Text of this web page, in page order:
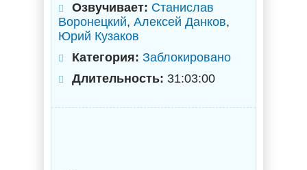
Озвучивает: Станислав
Воронецкий, Алексей Данков,
Юрий Кузаков
Категория: Заблокировано
Длительность: 31:03:00